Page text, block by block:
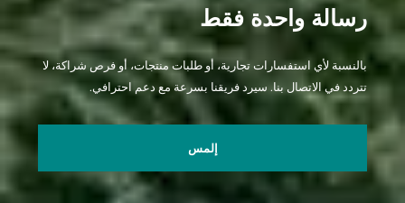
رسالة واحدة فقط
بالنسبة لأي استفسارات تجارية، أو طلبات منتجات، أو فرص شراكة، لا
تتردد في الاتصال بنا. سيرد فريقنا بسرعة مع دعم احترافي.
إلمس